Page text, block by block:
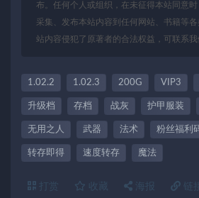
布。任何个人或组织，在未征得本站同意时
采集、发布本站内容到任何网站、书籍等
站内容侵犯了原著者的合法权益，可联系我
1.02.2 1.02.3 200G VIP3
升级档 存档 战灰 护甲服装
无用之人 武器 法术 粉丝福利
转存即得 速度转存 魔法
打赏 收藏 海报 链